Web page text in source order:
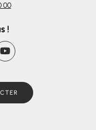
00
!